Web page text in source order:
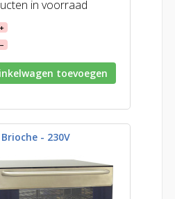
in voorraad
+
–
toevoegen
Brioche - 230V